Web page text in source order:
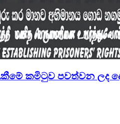
කමිටුව පවත්වන ලද